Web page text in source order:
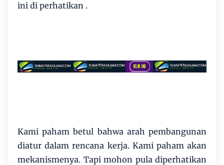
ini di perhatikan .
Kami paham betul bahwa arah pembangunan
diatur dalam rencana kerja. Kami paham akan
mekanismenya. Tapi mohon pula diperhatikan